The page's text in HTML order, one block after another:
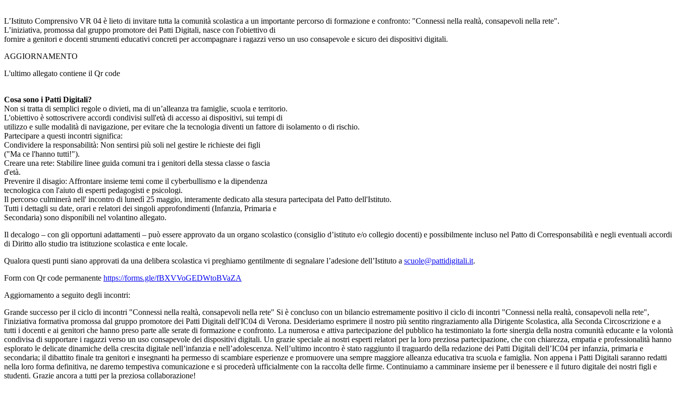
L’Istituto Comprensivo VR 04 è lieto di invitare tutta la comunità scolastica a un importante percorso di formazione e confronto: "Connessi nella realtà, consapevoli nella rete".
L’iniziativa, promossa dal gruppo promotore dei Patti Digitali, nasce con l'obiettivo di
fornire a genitori e docenti strumenti educativi concreti per accompagnare i ragazzi verso un uso consapevole e sicuro dei dispositivi digitali.
AGGIORNAMENTO
L'ultimo allegato contiene il Qr code
Cosa sono i Patti Digitali?
Non si tratta di semplici regole o divieti, ma di un’alleanza tra famiglie, scuola e territorio.
L'obiettivo è sottoscrivere accordi condivisi sull'età di accesso ai dispositivi, sui tempi di
utilizzo e sulle modalità di navigazione, per evitare che la tecnologia diventi un fattore di isolamento o di rischio.
Partecipare a questi incontri significa:
Condividere la responsabilità: Non sentirsi più soli nel gestire le richieste dei figli
("Ma ce l'hanno tutti!").
Creare una rete: Stabilire linee guida comuni tra i genitori della stessa classe o fascia
d'età.
Prevenire il disagio: Affrontare insieme temi come il cyberbullismo e la dipendenza
tecnologica con l'aiuto di esperti pedagogisti e psicologi.
Il percorso culminerà nell' incontro di lunedì 25 maggio, interamente dedicato alla stesura partecipata del Patto dell'Istituto.
Tutti i dettagli su date, orari e relatori dei singoli approfondimenti (Infanzia, Primaria e
Secondaria) sono disponibili nel volantino allegato.
Il decalogo – con gli opportuni adattamenti – può essere approvato da un organo scolastico (consiglio d’istituto e/o collegio docenti) e possibilmente incluso nel Patto di Corresponsabilità e negli eventuali accordi
di Diritto allo studio tra istituzione scolastica e ente locale.
Qualora questi punti siano approvati da una delibera scolastica vi preghiamo gentilmente di segnalare l’adesione dell’Istituto a scuole@pattidigitali.it.
Form con Qr code permanente https://forms.gle/fBXVVoGEDWtoBVaZA
Aggiornamento a seguito degli incontri:
Grande successo per il ciclo di incontri "Connessi nella realtà, consapevoli nella rete" Si è concluso con un bilancio estremamente positivo il ciclo di incontri "Connessi nella realtà, consapevoli nella rete",
l'iniziativa formativa promossa dal gruppo promotore dei Patti Digitali dell'IC04 di Verona. Desideriamo esprimere il nostro più sentito ringraziamento alla Dirigente Scolastica, alla Seconda Circoscrizione e a
tutti i docenti e ai genitori che hanno preso parte alle serate di formazione e confronto. La numerosa e attiva partecipazione del pubblico ha testimoniato la forte sinergia della nostra comunità educante e la volontà
condivisa di supportare i ragazzi verso un uso consapevole dei dispositivi digitali. Un grazie speciale ai nostri esperti relatori per la loro preziosa partecipazione, che con chiarezza, empatia e professionalità hanno
esplorato le delicate dinamiche della crescita digitale nell’infanzia e nell’adolescenza. Nell’ultimo incontro è stato raggiunto il traguardo della redazione dei Patti Digitali dell’IC04 per infanzia, primaria e
secondaria; il dibattito finale tra genitori e insegnanti ha permesso di scambiare esperienze e promuovere una sempre maggiore alleanza educativa tra scuola e famiglia. Non appena i Patti Digitali saranno redatti
nella loro forma definitiva, ne daremo tempestiva comunicazione e si procederà ufficialmente con la raccolta delle firme. Continuiamo a camminare insieme per il benessere e il futuro digitale dei nostri figli e
studenti. Grazie ancora a tutti per la preziosa collaborazione!